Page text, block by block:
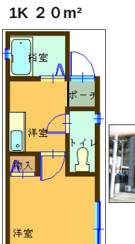
1K ２０m²